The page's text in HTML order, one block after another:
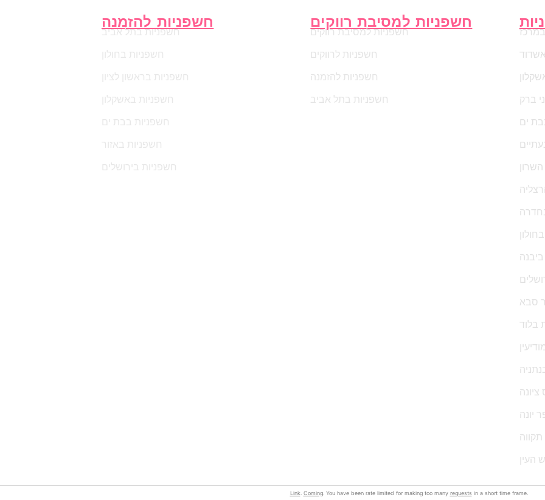
חשפניות להזמנה
חשפניות בתל אביב
חשפניות בחולון
חשפניות בראשון לציון
חשפניות באשקלון
חשפניות בבת ים
חשפניות באזור
חשפניות בירושלים
חשפניות למסיבת רווקים
חשפניות למסיבת רווקים
חשפניות לרווקים
חשפניות להזמנה
חשפניות בתל אביב
ברק
ים
סבא
בלוד
יונה
העין
Link. Coming. You have been rate limited for making too many requests in a short time frame.